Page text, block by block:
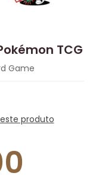
TCG
Game
produto